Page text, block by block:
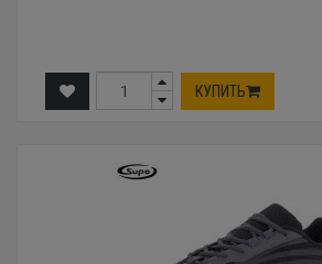
КУПИТЬ